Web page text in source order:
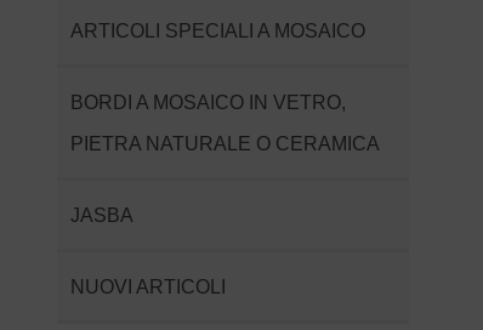
ARTICOLI SPECIALI A MOSAICO
BORDI A MOSAICO IN VETRO,
PIETRA NATURALE O CERAMICA
JASBA
NUOVI ARTICOLI